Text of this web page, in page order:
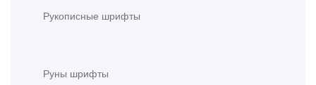
Рукописные шрифты
Руны шрифты